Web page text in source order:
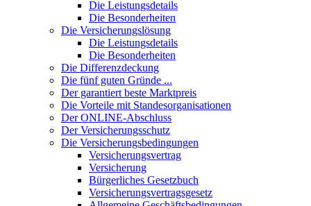
Die Leistungsdetails
Die Besonderheiten
Die Versicherungslösung
Die Leistungsdetails
Die Besonderheiten
Die Differenzdeckung
Die fünf guten Gründe ...
Der garantiert beste Marktpreis
Die Vorteile mit Standesorganisationen
Der ONLINE-Abschluss
Der Versicherungsschutz
Die Versicherungsbedingungen
Versicherungsvertrag
Versicherung
Bürgerliches Gesetzbuch
Versicherungsvertragsgesetz